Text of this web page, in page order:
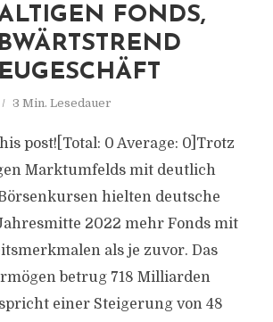
FONDS,
3 Min. Lesedauer
post![Total: 0 Average: 0]Trotz
Marktumfelds mit deutlich
hielten deutsche
2022 mehr Fonds mit
als je zuvor. Das
betrug 718 Milliarden
einer Steigerung von 48